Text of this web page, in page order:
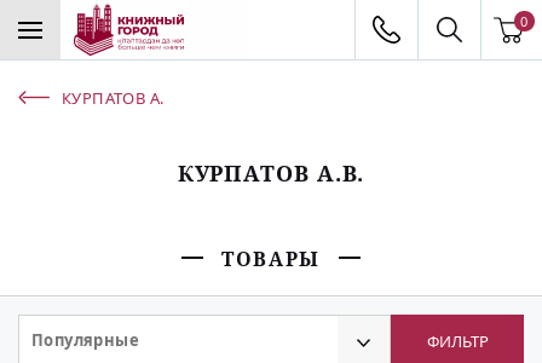
0
КУРПАТОВ А.
КУРПАТОВ А.В.
ТОВАРЫ
Популярные ФИЛЬТР